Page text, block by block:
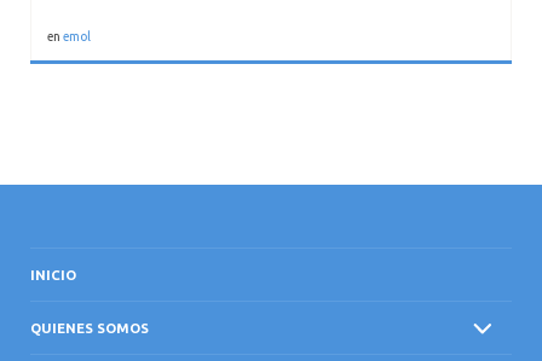
enemol
INICIO
QUIENES SOMOS